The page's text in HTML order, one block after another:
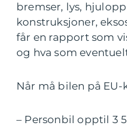
bremser, lys,
konstruksjoner,
får en rapport som
og hva som
Når må bilen på
– Personbil opptil 3